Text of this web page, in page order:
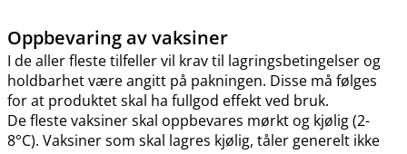
Oppbevaring av vaksiner
I de aller fleste tilfeller vil krav til lagringsbetingelser og
holdbarhet være angitt på pakningen. Disse må følges
for at produktet skal ha fullgod effekt ved bruk.
De fleste vaksiner skal oppbevares mørkt og kjølig (2-
8°C). Vaksiner som skal lagres kjølig, tåler generelt ikke